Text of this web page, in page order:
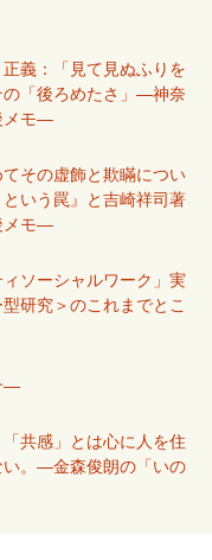
義：「見て見ぬふりを
「後ろめたさ」―神奈
メモ―
その虚飾と欺瞞につい
いう罠』と吉崎祥司著
メモ―
ソーシャルワーク」実
研究＞のこれまでとこ
―
共感」とは心に人を住
い。―金森俊朗の「いの